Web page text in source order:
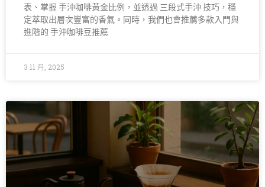
表、掌握 手沖咖啡黃金比例，並透過 三段式手沖 技巧，穩
定萃取出層次豐富的香氣。同時，我們也會推薦多款入門與
進階的 手沖咖啡豆推薦
3 11 月, 2025